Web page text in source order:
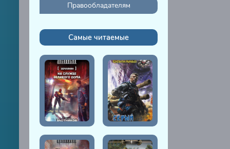
Правообладателям
Самые читаемые